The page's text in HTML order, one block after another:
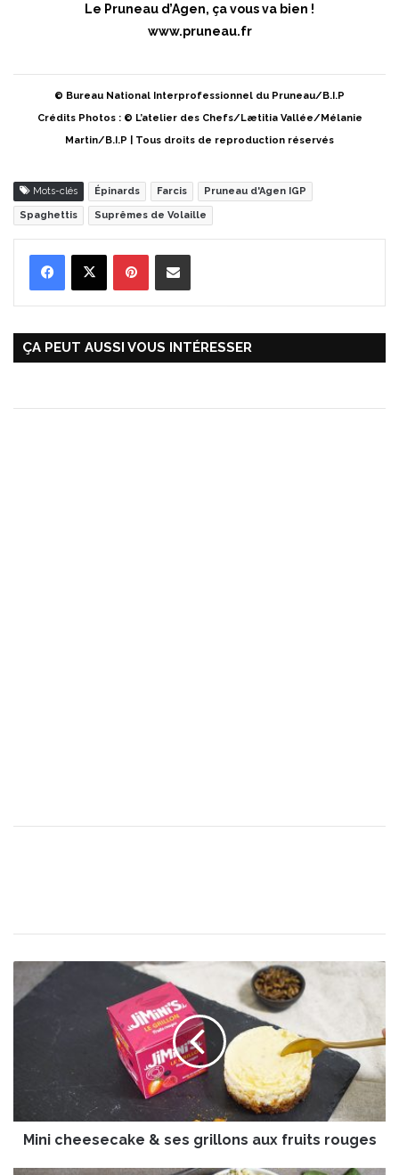
Le Pruneau d’Agen, ça vous va bien !
www.pruneau.fr
© Bureau National Interprofessionnel du Pruneau/B.I.P
Crédits Photos : © L’atelier des Chefs/Lætitia Vallée/Mélanie
Martin/B.I.P | Tous droits de reproduction réservés
Mots-clés Épinards Farcis Pruneau d'Agen IGP
Spaghettis Suprêmes de Volaille
ÇA PEUT AUSSI VOUS INTÉRESSER
n
s
Mini cheesecake & ses grillons aux fruits rouges